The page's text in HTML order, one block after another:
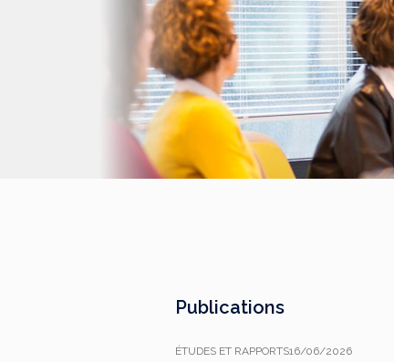
Publications
ÉTUDES ET RAPPORTS16/06/2026